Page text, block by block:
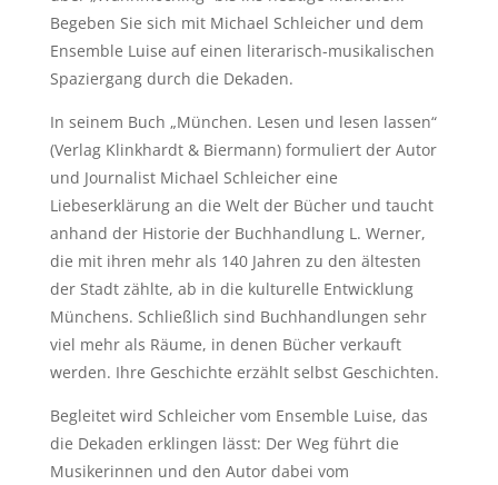
Begeben Sie sich mit Michael Schleicher und dem
Ensemble Luise auf einen literarisch-musikalischen
Spaziergang durch die Dekaden.
In seinem Buch „München. Lesen und lesen lassen“
(Verlag Klinkhardt & Biermann) formuliert der Autor
und Journalist Michael Schleicher eine
Liebeserklärung an die Welt der Bücher und taucht
anhand der Historie der Buchhandlung L. Werner,
die mit ihren mehr als 140 Jahren zu den ältesten
der Stadt zählte, ab in die kulturelle Entwicklung
Münchens. Schließlich sind Buchhandlungen sehr
viel mehr als Räume, in denen Bücher verkauft
werden. Ihre Geschichte erzählt selbst Geschichten.
Begleitet wird Schleicher vom Ensemble Luise, das
die Dekaden erklingen lässt: Der Weg führt die
Musikerinnen und den Autor dabei vom